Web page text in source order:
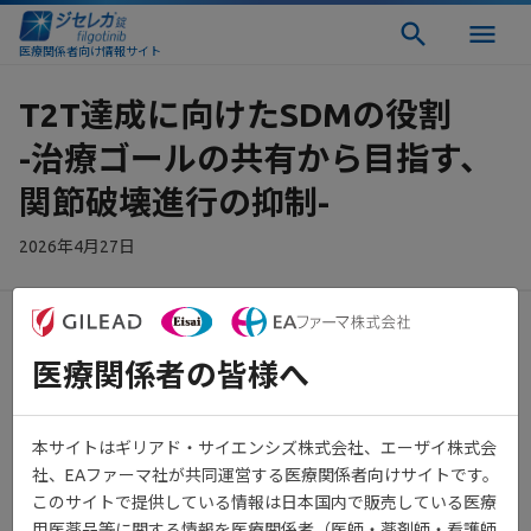
医療関係者向け情報サイト
T2T達成に向けたSDMの役割
-治療ゴールの共有から目指す、
関節破壊進行の抑制-
2026年4月27日
RA治療は、将来の関節破壊を防ぐためにT2Tに基づいて寛解を目
1)
患者さんで共有されず、その場合には約3人に1人が治療に不満を
感じていたという実態も報告されています。T2T達成に向けた
SDMの役割-治療ゴールの共有から目指す、関節破壊進行の抑制-
医療関係者の皆様へ
本サイトはギリアド・サイエンシズ株式会社、エーザイ株式会
社、EAファーマ社が共同運営する医療関係者向けサイトです。
このサイトで提供している情報は日本国内で販売している医療